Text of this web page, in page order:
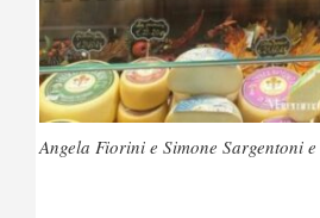
Angela Fiorini e Simone Sargentoni